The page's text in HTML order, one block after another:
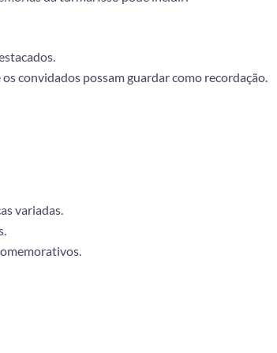
convidados possam guardar como recordação.
variadas.